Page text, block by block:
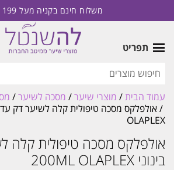
משלוח חינם בקניה מעל 199 ש"ח
תפריט
עמוד הבית/ מוצרי שיער/ מסכה לשיער/
OLAPLEX
אולפלקס מסכה טיפולית קלה
בינוני 200ML OLAPLEX